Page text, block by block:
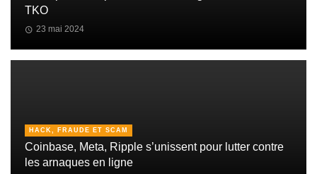
TKO
23 mai 2024
HACK, FRAUDE ET SCAM
Coinbase, Meta, Ripple s’unissent pour lutter contre
les arnaques en ligne